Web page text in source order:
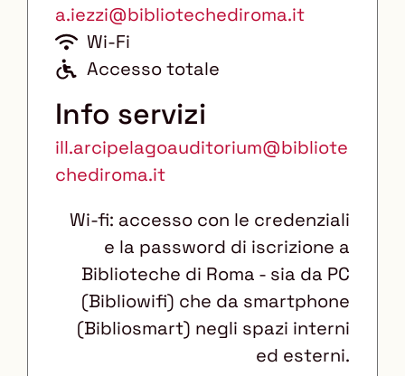
a.iezzi@bibliotechediroma.it
Wi-Fi
A
c
e
s
o
i
s
a
Accesso totale
Info servizi
ill.arcipelagoauditorium@bibliote
chediroma.it
Wi-fi: accesso con le credenziali
e la password di iscrizione a
Biblioteche di Roma - sia da PC
(Bibliowifi) che da smartphone
(Bibliosmart) negli spazi interni
ed esterni.